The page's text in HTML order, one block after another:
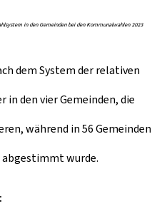
in den Gemeinden bei den Kommunalwahlen 2023
dem System der relativen
den vier Gemeinden, die
während in 56 Gemeinden
wurde.